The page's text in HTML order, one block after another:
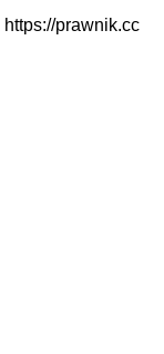
https://prawnik.cc